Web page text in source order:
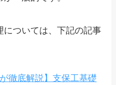
については、下記の記事
徹底解説】支保工基礎